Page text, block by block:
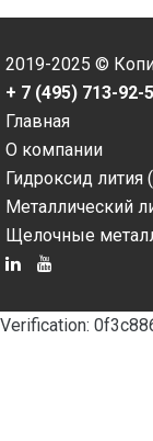
2019-2025 ©
+ 7 (495) 713-92-
Главная
О компании
Гидроксид лития
Металлический
Щелочные
Verification: